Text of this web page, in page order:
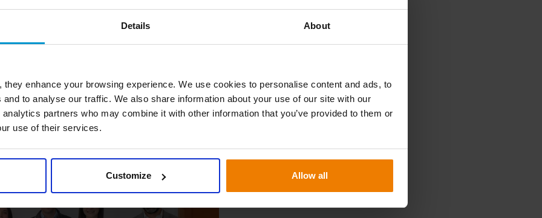
Details About
enhance your browsing experience. We use cookies to personalise content and ads, to
to analyse our traffic. We also share information about your use of our site with our
partners who may combine it with other information that you’ve provided to them or
use of their services.
Customize Allow all
de cómo el y su compañía lograron
y entregar la mejor experiencia de